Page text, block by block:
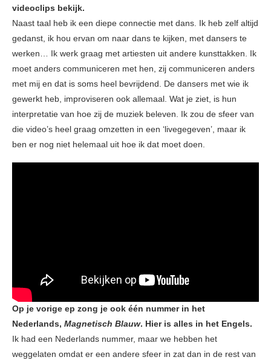
videoclips bekijk.
Naast taal heb ik een diepe connectie met dans. Ik heb zelf altijd
gedanst, ik hou ervan om naar dans te kijken, met dansers te
werken… Ik werk graag met artiesten uit andere kunsttakken. Ik
moet anders communiceren met hen, zij communiceren anders
met mij en dat is soms heel bevrijdend. De dansers met wie ik
gewerkt heb, improviseren ook allemaal. Wat je ziet, is hun
interpretatie van hoe zij de muziek beleven. Ik zou de sfeer van
die video’s heel graag omzetten in een ‘livegegeven’, maar ik
ben er nog niet helemaal uit hoe ik dat moet doen.
Op je vorige ep zong je ook één nummer in het
Nederlands, Magnetisch Blauw. Hier is alles in het Engels.
Ik had een Nederlands nummer, maar we hebben het
weggelaten omdat er een andere sfeer in zat dan in de rest van